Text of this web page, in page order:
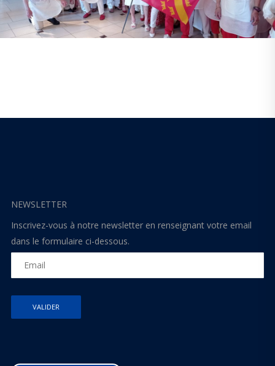
NEWSLETTER
Inscrivez-vous à notre newsletter en renseignant votre email
dans le formulaire ci-dessous.